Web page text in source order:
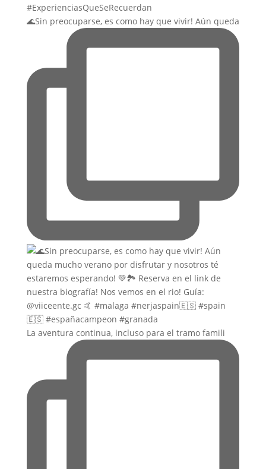
🌊Sin preocuparse, es como hay que vivir! Aún queda
La aventura continua, incluso para el tramo famili